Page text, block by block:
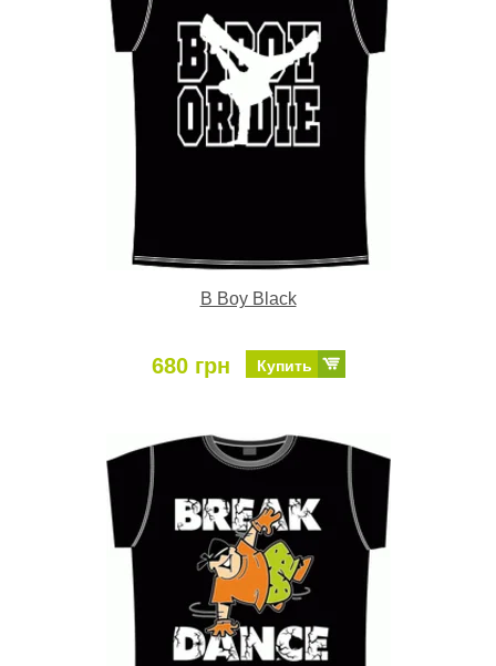
Отправка по Украине каждый
день
B Boy Black
680 грн Купить